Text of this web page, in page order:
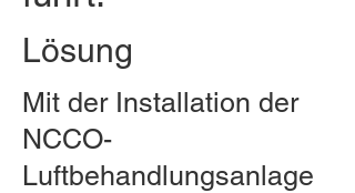
Lösung
Mit der Installation der
NCCO-
Luftbehandlungsanlage